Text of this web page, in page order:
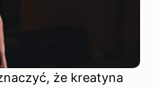
że kreatyna